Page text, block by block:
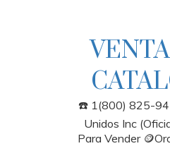
☎️ 1(800) 825-
Unidos Inc
Para Vender